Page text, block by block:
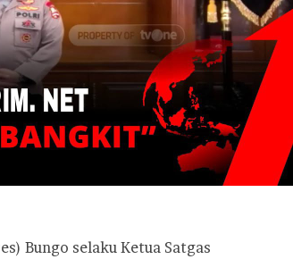
Bungo selaku Ketua Satgas